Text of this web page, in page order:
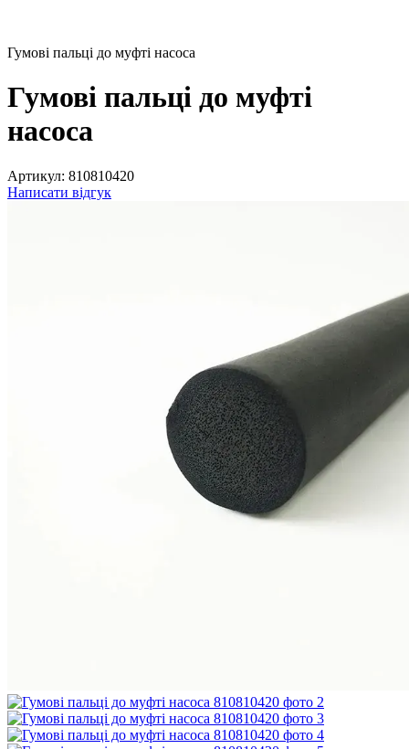
Гумові пальці до муфті насоса
Гумові пальці до муфті
насоса
Артикул: 810810420
Написати відгук